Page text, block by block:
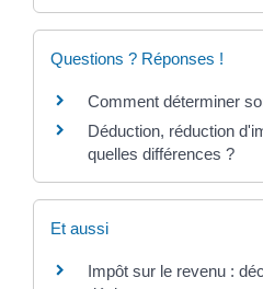
Questions ? Réponses !
Comment déterminer
Déduction, réduction
quelles différences ?
Et aussi
Impôt sur le revenu :